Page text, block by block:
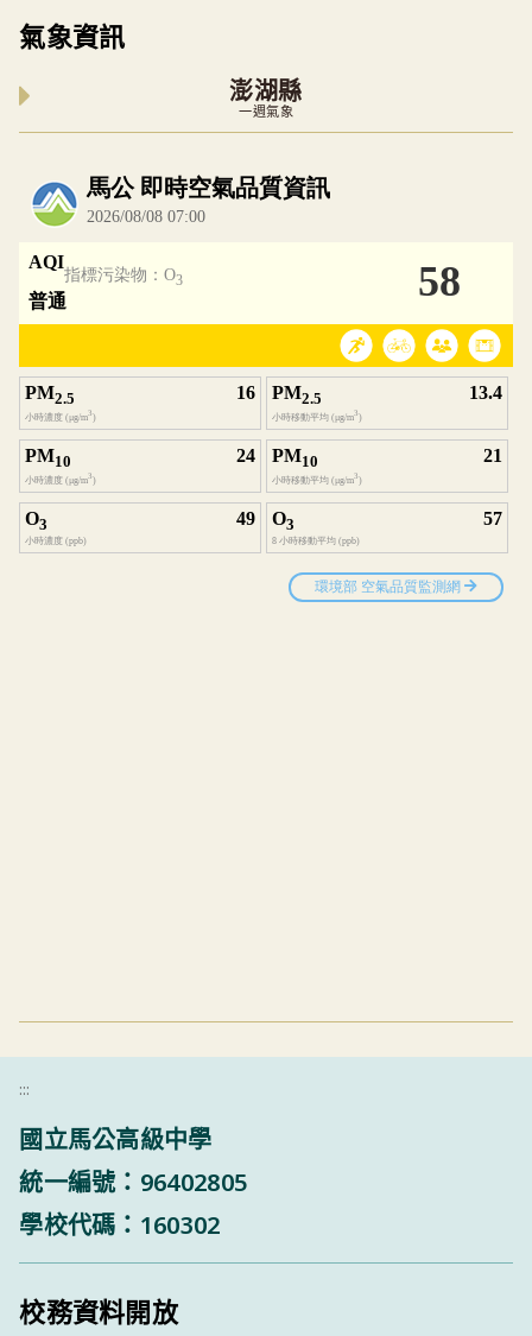
氣象資訊
澎湖縣
一週氣象
內嵌空氣品質小工具為視覺預覽，完整即時空
:::
國立馬公高級中學
統一編號：96402805
學校代碼：160302
校務資料開放